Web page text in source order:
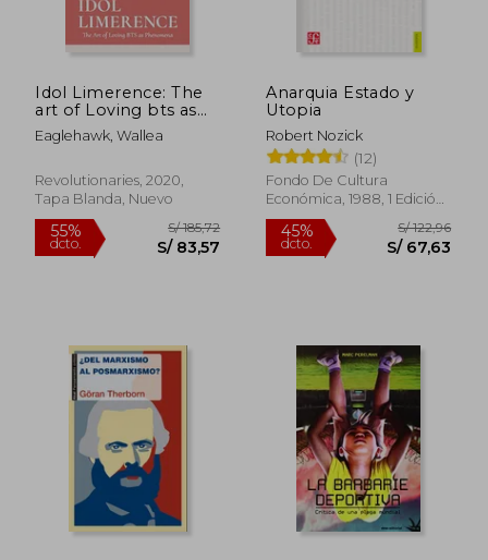
55%
dcto.
55%
dcto.
Idol Limerence: The
art of Loving bts as
Phenomena (en
Inglés)
Eaglehawk, Wallea
Revolutionaries, 2020,
Tapa Blanda, Nuevo
Anarquia Estado y
Utopia
Robert Nozick
(12)
Fondo De Cultura
Económica, 1988, 1 Edición,
Tapa Blanda, Nuevo